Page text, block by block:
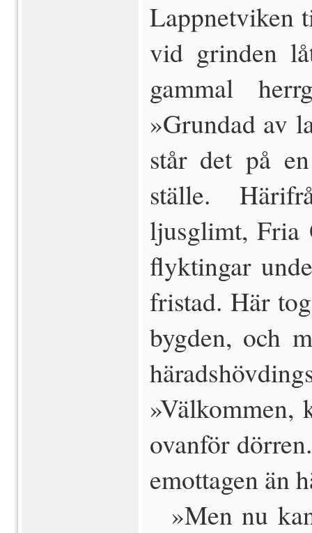
Lappnetviken
vid grinden
gammal
»Grundad av
står det på
ställe.
ljusglimt,
flyktingar
fristad. Här
bygden, och
»Välkommen,
ovanför
emottagen än
 »Men nu